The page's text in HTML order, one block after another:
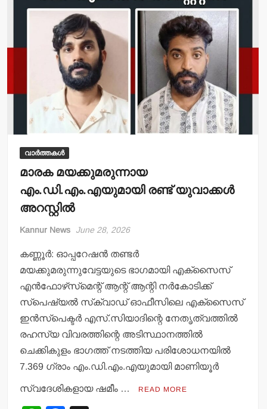
p
o
k
വാർത്തകൾ
മാരക മയക്കുമരുന്നായ
എം.ഡി.എം.എയുമായി രണ്ട് യുവാക്കള്‍
അറസ്റ്റില്‍
Kannur News June 28, 2026
കണ്ണൂര്‍: ഓപ്പറേഷന്‍ തണ്ടര്‍
മയക്കുമരുന്നുവേട്ടയുടെ ഭാഗമായി എക്സൈസ്
എന്‍ഫോഴ്‌സ്‌മെന്റ് ആന്റ് ആന്റി നര്‍കോടിക്ക്
സ്‌പെഷ്യല്‍ സ്‌ക്വാഡ് ഓഫീസിലെ എക്‌സൈസ്
ഇന്‍സ്‌പെക്ടര്‍ എസ്.സിയാദിന്റെ നേതൃത്വത്തില്‍
രഹസ്യ വിവരത്തിന്റെ അടിസ്ഥാനത്തില്‍
ചെക്കികുളം ഭാഗത്ത് നടത്തിയ പരിശോധനയില്‍
7.369 ഗ്രാം എം.ഡി.എം.എയുമായി മാണിയൂര്‍
സ്വദേശികളായ ഷമീം … READ MORE